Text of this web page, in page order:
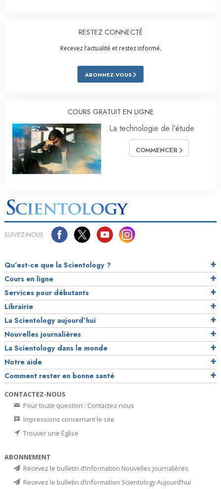
RESTEZ CONNECTÉ
Recevez l’actualité et restez informé.
ABONNEZ-VOUS
COURS GRATUIT EN LIGNE
La technologie de l’étude
COMMENCER
SUIVEZ-NOUS
Qu’est-ce que la Scientology ?
Cours en ligne
Services pour débutants
Librairie
La Scientology aujourd’hui
Nouvelles journalières
La Scientology dans le monde
Notre aide
Comment rester en bonne santé
CONTACTEZ-NOUS
Pour toute question : Contactez-nous
Impressions concernant le site
Trouver une Église
ABONNEMENT
Recevez le bulletin d’information Nouvelles journalières
Recevez le bulletin d’information Scientology Aujourd’hui